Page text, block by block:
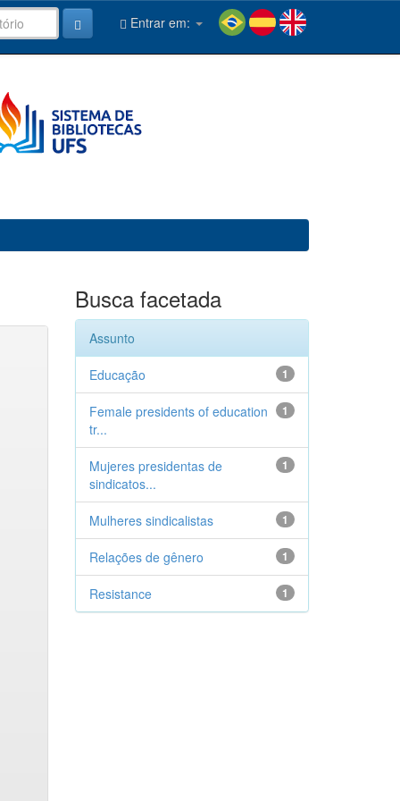
Entrar em:
Busca facetada
Assunto
1
Educação
1
Female presidents of education
tr...
1
Mujeres presidentas de
sindicatos...
1
Mulheres sindicalistas
1
Relações de gênero
1
Resistance